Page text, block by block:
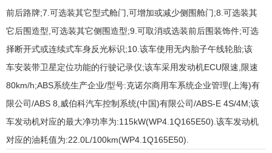
前后路牌;7.可选装其它型式舱门,可增加或减少侧围舱门;8.可选装其
它后围造型,可选装其它侧围造型;9.可取消或选装前后围装饰件;可选
择断开式或连续式车身反光标识;10.该车使用无内胎子午线轮胎;该
车安装带卫星定位功能的行驶记录仪;该车采用发动机ECU限速,限速
80km/h;ABS系统生产企业/型号:克诺尔商用车系统企业管理(上海)有
限公司/ABS 8,威伯科汽车控制系统(中国)有限公司/ABS-E 4S/4M;该
车发动机对应的最大净功率为:115kW(WP4.1Q165E50).该车发动机
对应的油耗值为:22.0L/100km(WP4.1Q165E50).